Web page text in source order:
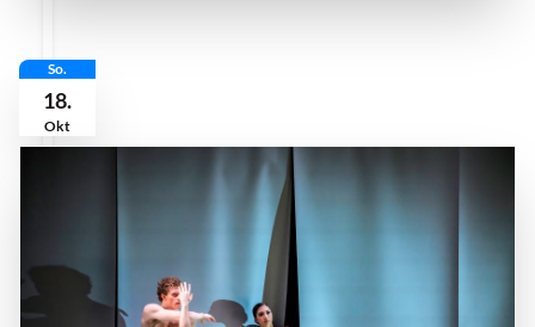
So.
18.
Okt